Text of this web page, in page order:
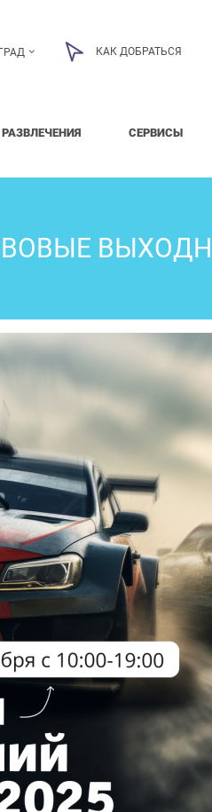
КАК ДОБРАТЬСЯ
РАЗВЛЕЧЕНИЯ СЕРВИСЫ